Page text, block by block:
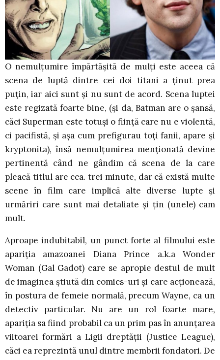
O nemulțumire împărtășită de mulți este aceea că
scena de luptă dintre cei doi titani a ținut prea
puțin, iar aici sunt și nu sunt de acord. Scena luptei
este regizată foarte bine, (și da, Batman are o șansă,
căci Superman este totuși o ființă care nu e violentă,
ci pacifistă, și așa cum prefigurau toți fanii, apare și
kryptonita), însă nemulțumirea menționată devine
pertinentă când ne gândim că scena de la care
pleacă titlul are cca. trei minute, dar că există multe
scene în film care implică alte diverse lupte și
urmăriri care sunt mai detaliate și țin (unele) cam
mult.
Aproape indubitabil, un punct forte al filmului este
apariția amazoanei Diana Prince a.k.a Wonder
Woman (Gal Gadot) care se apropie destul de mult
de imaginea știută din comics-uri și care acționează,
în postura de femeie normală, precum Wayne, ca un
detectiv particular. Nu are un rol foarte mare,
apariția sa fiind probabil ca un prim pas în anunțarea
viitoarei formări a Ligii dreptății (Justice League),
căci ea reprezintă unul dintre membrii fondatori. De